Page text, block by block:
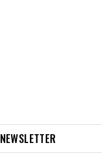
NEWSLETTER